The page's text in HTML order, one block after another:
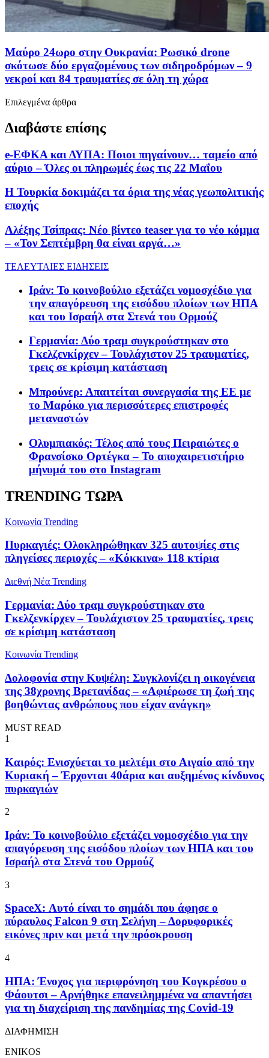
Μαύρο 24ωρο στην Ουκρανία: Ρωσικό drone
σκότωσε δύο εργαζομένους των σιδηροδρόμων – 9
νεκροί και 84 τραυματίες σε όλη τη χώρα
Επιλεγμένα άρθρα
Διαβάστε επίσης
e-ΕΦΚΑ και ΔΥΠΑ: Ποιοι πηγαίνουν… ταμείο από
αύριο – Όλες οι πληρωμές έως τις 22 Μαΐου
Η Τουρκία δοκιμάζει τα όρια της νέας γεωπολιτικής
εποχής
Αλέξης Τσίπρας: Νέο βίντεο teaser για το νέο κόμμα
– «Τον Σεπτέμβρη θα είναι αργά…»
ΤΕΛΕΥΤΑΙΕΣ ΕΙΔΗΣΕΙΣ
Ιράν: To κοινοβούλιο εξετάζει νομοσχέδιο για
την απαγόρευση της εισόδου πλοίων των ΗΠΑ
και του Ισραήλ στα Στενά του Ορμούζ
Γερμανία: Δύο τραμ συγκρούστηκαν στο
Γκελζενκίρχεν – Τουλάχιστον 25 τραυματίες,
τρεις σε κρίσιμη κατάσταση
Μπρούνερ: Απαιτείται συνεργασία της ΕΕ με
το Μαρόκο για περισσότερες επιστροφές
μεταναστών
Ολυμπιακός: Τέλος από τους Πειραιώτες ο
Φρανσίσκο Ορτέγκα – Το αποχαιρετιστήριο
μήνυμά του στο Instagram
TRENDING ΤΩΡΑ
Κοινωνία Trending
Πυρκαγιές: Ολοκληρώθηκαν 325 αυτοψίες στις
πληγείσες περιοχές – «Κόκκινα» 118 κτίρια
Διεθνή Νέα Trending
Γερμανία: Δύο τραμ συγκρούστηκαν στο
Γκελζενκίρχεν – Τουλάχιστον 25 τραυματίες, τρεις
σε κρίσιμη κατάσταση
Κοινωνία Trending
Δολοφονία στην Κυψέλη: Συγκλονίζει η οικογένεια
της 38χρονης Βρετανίδας – «Αφιέρωσε τη ζωή της
βοηθώντας ανθρώπους που είχαν ανάγκη»
MUST READ
1
Καιρός: Ενισχύεται το μελτέμι στο Αιγαίο από την
Κυριακή – Έρχονται 40άρια και αυξημένος κίνδυνος
πυρκαγιών
2
Ιράν: To κοινοβούλιο εξετάζει νομοσχέδιο για την
απαγόρευση της εισόδου πλοίων των ΗΠΑ και του
Ισραήλ στα Στενά του Ορμούζ
3
SpaceX: Αυτό είναι το σημάδι που άφησε ο
πύραυλος Falcon 9 στη Σελήνη – Δορυφορικές
εικόνες πριν και μετά την πρόσκρουση
4
ΗΠΑ: Ένοχος για περιφρόνηση του Κογκρέσου ο
Φάουτσι – Αρνήθηκε επανειλημμένα να απαντήσει
για τη διαχείριση της πανδημίας της Covid-19
ΔΙΑΦΗΜΙΣΗ
ENIKOS